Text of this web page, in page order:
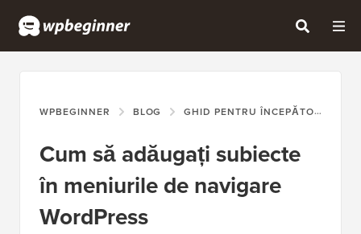
WPBEGINNER BLOG GHID PENTRU ÎNCEPĂTORI
Cum să adăugați subiecte
în meniurile de navigare
WordPress